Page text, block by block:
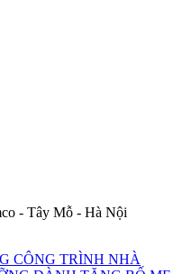
- Tây Mỗ - Hà Nội